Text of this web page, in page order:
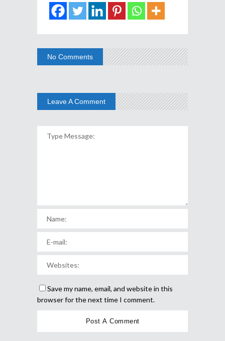
No Comments
Leave A Comment
Save my name, email, and website in this
browser for the next time I comment.